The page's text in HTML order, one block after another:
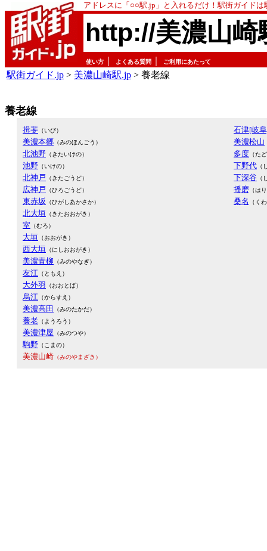
アドレスに「○○駅.jp」と入れるだけ！駅街ガイド
http://美濃山崎
使い方 よくある質問 ご利用にあたって
駅街ガイド.jp > 美濃山崎駅.jp > 養老線
養老線
揖斐 （いび）
美濃本郷 （みのほんごう）
北池野 （きたいけの）
池野 （いけの）
北神戸 （きたごうど）
広神戸 （ひろごうど）
東赤坂 （ひがしあかさか）
北大垣 （きたおおがき）
室 （むろ）
大垣 （おおがき）
西大垣 （にしおおがき）
美濃青柳 （みのやなぎ）
友江 （ともえ）
大外羽 （おおとば）
烏江 （からすえ）
美濃高田 （みのたかだ）
養老 （ようろう）
美濃津屋 （みのつや）
駒野 （こまの）
美濃山崎 （みのやまざき）
石津[岐
美濃松山
多度 （た
下野代 （
下深谷 （
播磨 （は
桑名 （く